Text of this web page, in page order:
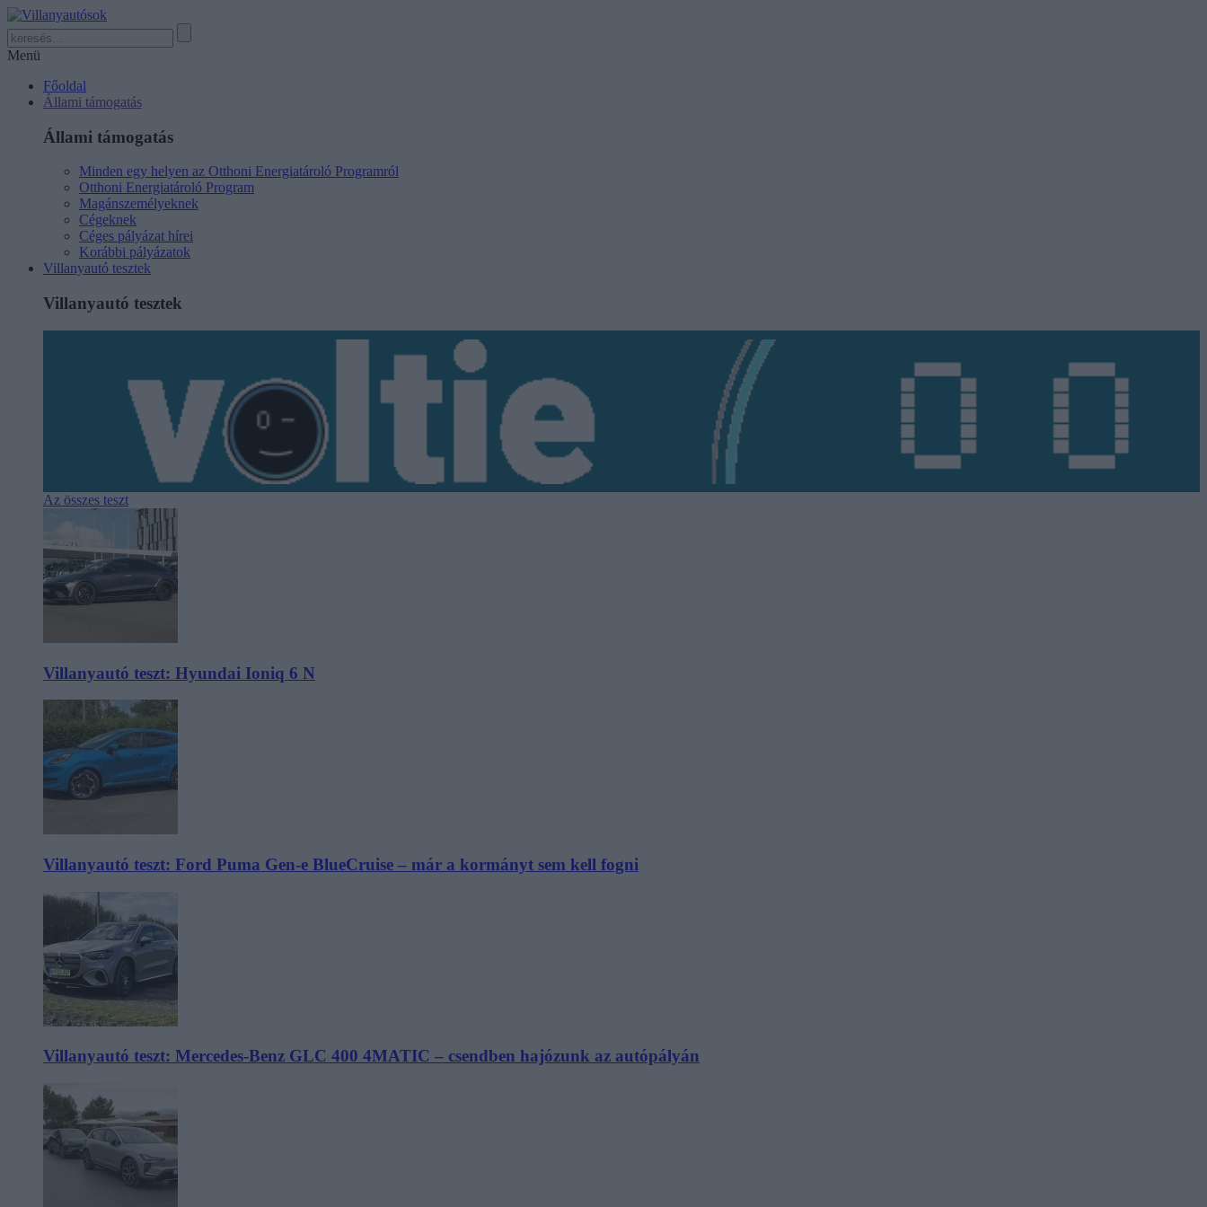
Menü
Főoldal
Állami támogatás
Állami támogatás
Minden egy helyen az Otthoni Energiatároló Programról
Otthoni Energiatároló Program
Magánszemélyeknek
Cégeknek
Céges pályázat hírei
Korábbi pályázatok
Villanyautó tesztek
Villanyautó tesztek
Az összes teszt
Villanyautó teszt: Hyundai Ioniq 6 N
Villanyautó teszt: Ford Puma Gen-e BlueCruise – már a kormányt sem kell fogni
Villanyautó teszt: Mercedes-Benz GLC 400 4MATIC – csendben hajózunk az autópályán